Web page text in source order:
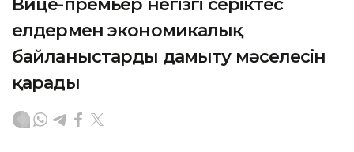
елдермен экономикалық
байланыстарды дамыту мәселесін
қарады